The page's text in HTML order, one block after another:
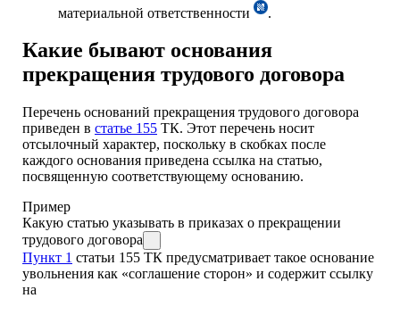
материальной ответственности
.
Какие бывают основания
прекращения трудового договора
Перечень оснований прекращения трудового договора
приведен в статье 155 ТК. Этот перечень носит
отсылочный характер, поскольку в скобках после
каждого основания приведена ссылка на статью,
посвященную соответствующему основанию.
Пример
Какую статью указывать в приказах о прекращении
трудового договора
Пункт 1 статьи 155 ТК предусматривает такое основание
увольнения как «соглашение сторон» и содержит ссылку
на